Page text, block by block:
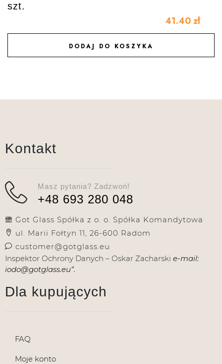
szt.
41.40 zł
DODAJ DO KOSZYKA
DODAJ DO ULUBIONYCH
Kontakt
Masz pytania? Zadzwoń!
+48 693 280 048
Got Glass Spółka z o. o. Spółka Komandytowa
ul. Marii Fołtyn 11, 26-600 Radom
customer@gotglass.eu
Inspektor Ochrony Danych – Oskar Zacharski e-mail:
iodo@gotglass.eu”.
Dla kupujących
FAQ
Moje konto